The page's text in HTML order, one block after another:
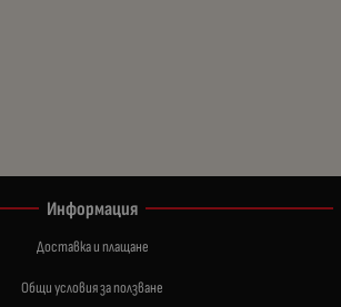
Информация
Доставка и плащане
Общи условия за ползване